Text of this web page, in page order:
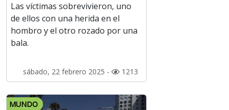
Las víctimas sobrevivieron, uno
de ellos con una herida en el
hombro y el otro rozado por una
bala.
sábado, 22 febrero 2025 - 1213
MUNDO